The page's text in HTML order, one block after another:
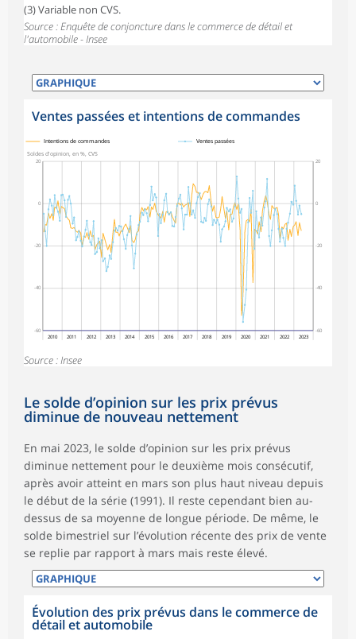
(3) Variable non CVS.
Source : Enquête de conjoncture dans le commerce de détail et
l'automobile - Insee
Ventes passées et intentions de commandes
-60
-40
-20
0
20
-60
-40
-20
0
20
Soldes d'opinion, en %, CVS
2010 2011 2012 2013 2014 2015 2016 2017 2018 2019 2020 2021 2022 2023
Intentions de commandes Ventes passées
Source : Insee
Le solde d’opinion sur les prix prévus
diminue de nouveau nettement
En mai 2023, le solde d’opinion sur les prix prévus
diminue nettement pour le deuxième mois consécutif,
après avoir atteint en mars son plus haut niveau depuis
le début de la série (1991). Il reste cependant bien au-
dessus de sa moyenne de longue période. De même, le
solde bimestriel sur l’évolution récente des prix de vente
se replie par rapport à mars mais reste élevé.
Évolution des prix prévus dans le commerce de
détail et automobile